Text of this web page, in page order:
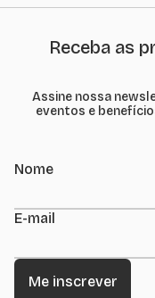
Receba as
Assine nossa
eventos e
Nome
E-mail